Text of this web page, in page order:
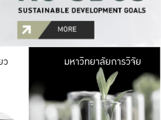
ว มหาวิ
มีพื้นที่เขียวสดใส
เป็นป่าในเมือง เกษต
มหาวิทยาลัยการวิจัย